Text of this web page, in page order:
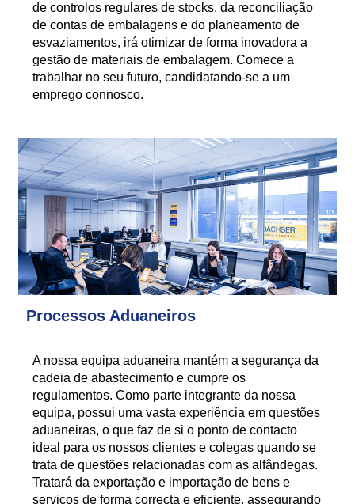
de controlos regulares de stocks, da reconciliação
de contas de embalagens e do planeamento de
esvaziamentos, irá otimizar de forma inovadora a
gestão de materiais de embalagem. Comece a
trabalhar no seu futuro, candidatando-se a um
emprego connosco.
Processos Aduaneiros
A nossa equipa aduaneira mantém a segurança da
cadeia de abastecimento e cumpre os
regulamentos. Como parte integrante da nossa
equipa, possui uma vasta experiência em questões
aduaneiras, o que faz de si o ponto de contacto
ideal para os nossos clientes e colegas quando se
trata de questões relacionadas com as alfândegas.
Tratará da exportação e importação de bens e
serviços de forma correcta e eficiente, assegurando